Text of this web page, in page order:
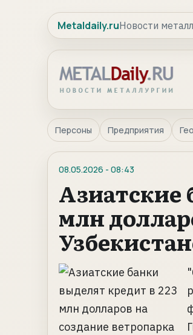
Metaldaily.ruНовости
Персоны Предприятия
08.05.2026 - 08:43
Азиатские
млн